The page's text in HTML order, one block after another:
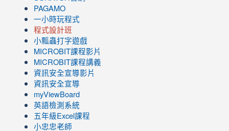
PAGAMO
一小時玩程式
程式設計班
小瓢蟲打字遊戲
link
to
https://www.youtube.com/channel/UC8LghzcV5-
ZBGmXwlbUndNA/videos?
view=0&sort=dd&shelf_id=0
MICROBIT課程影片
link
to
https://www.youtube.com/channel/UC8LghzcV5-
ZBGmXwlbUndNA/videos?
view=0&sort=dd&shelf_id=0
MICROBIT課程講義
資訊安全宣導影片
資訊安全宣導
myViewBoard
英語檢測系統
五年級Excel課程
小忠忠老師